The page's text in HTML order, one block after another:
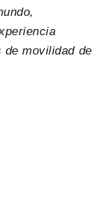
movilidad de